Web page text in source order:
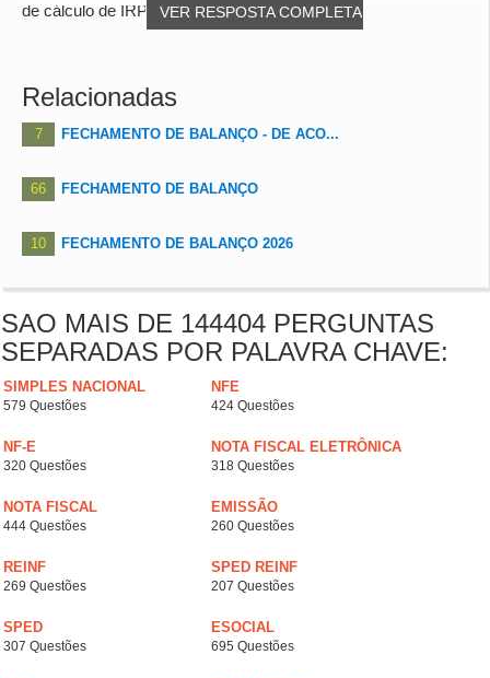
VER RESPOSTA COMPLETA
de cálculo de IRPJ/CSLL estão vincula...
Relacionadas
7 FECHAMENTO DE BALANÇO - DE ACO...
66 FECHAMENTO DE BALANÇO
10 FECHAMENTO DE BALANÇO 2026
SAO MAIS DE 144404 PERGUNTAS
SEPARADAS POR PALAVRA CHAVE:
SIMPLES NACIONAL
579 Questões
NFE
424 Questões
NF-E
320 Questões
NOTA FISCAL ELETRÔNICA
318 Questões
NOTA FISCAL
444 Questões
EMISSÃO
260 Questões
REINF
269 Questões
SPED REINF
207 Questões
SPED
307 Questões
ESOCIAL
695 Questões